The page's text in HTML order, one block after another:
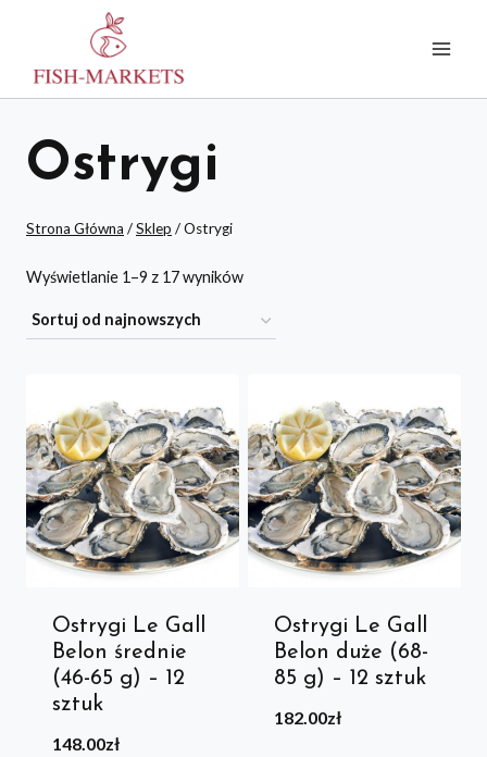
treści
Ostrygi
Strona Główna /Sklep /Ostrygi
Wyświetlanie 1–9 z 17 wynikówPosortowane
najnowszych
Ostrygi Le Gall
Belon średnie
(46-65 g) – 12
sztuk
148.00zł
Ostrygi Le Gall
Belon duże (68-
85 g) – 12 sztuk
182.00zł